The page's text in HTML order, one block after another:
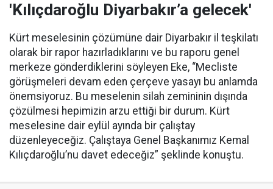
'Kılıçdaroğlu Diyarbakır’a gelecek'
Kürt meselesinin çözümüne dair Diyarbakır il teşkilatı
olarak bir rapor hazırladıklarını ve bu raporu genel
merkeze gönderdiklerini söyleyen Eke, “Mecliste
görüşmeleri devam eden çerçeve yasayı bu anlamda
önemsiyoruz. Bu meselenin silah zemininin dışında
çözülmesi hepimizin arzu ettiği bir durum. Kürt
meselesine dair eylül ayında bir çalıştay
düzenleyeceğiz. Çalıştaya Genel Başkanımız Kemal
Kılıçdaroğlu’nu davet edeceğiz” şeklinde konuştu.